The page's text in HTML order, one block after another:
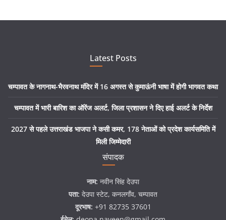
Latest Posts
चम्पावत के नागनाथ-भैरवनाथ मंदिर में 16 अगस्त से कुमाऊंनी भाषा में होगी भागवत कथा
चम्पावत में भारी बारिश का ऑरेंज अलर्ट, जिला प्रशासन ने दिए हाई अलर्ट के निर्देश
2027 से पहले उत्तराखंड भाजपा ने कसी कमर, 178 नेताओं को प्रदेश कार्यसमिति में
मिली जिम्मेदारी
संपादक
नाम: नवीन सिंह देउपा
पता: देउपा स्टेट, कनलगाँव, चम्पावत
दूरभाष: +91 82735 37601